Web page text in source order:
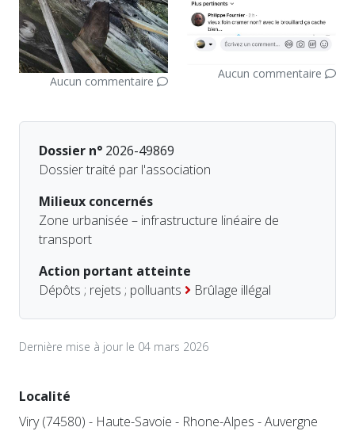
Aucun commentaire
Aucun commentaire
Dossier n° 2026-49869
Dossier traité par l'association
Milieux concernés
Zone urbanisée – infrastructure linéaire de
transport
Action portant atteinte
Dépôts ; rejets ; polluants
Brûlage illégal
Dernière mise à jour le 04 mars 2026
Localité
Viry (74580) - Haute-Savoie - Rhone-Alpes - Auvergne